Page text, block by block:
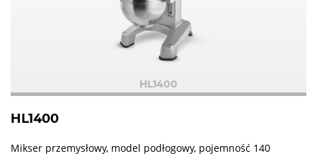
HL1400
HL1400
Mikser przemysłowy, model podłogowy, pojemność 140